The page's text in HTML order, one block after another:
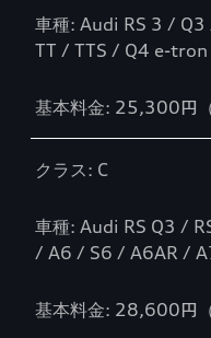
車種: Audi RS 3 /
TT / TTS / Q4 e-tron
基本料金: 25,300円（
クラス: C
車種: Audi RS Q3 /
/ A6 / S6 / A6AR /
基本料金: 28,600円（